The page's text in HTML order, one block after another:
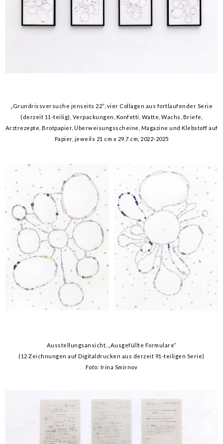
„Grundrissversuche jenseits 22“, vier Collagen aus fortlaufender Serie
(derzeit 11-teilig), Verpackungen, Konfetti, Watte, Wachs, Briefe,
Arztrezepte, Brotpapier, Überweisungsscheine, Magazine und Klebstoff auf
Papier, jeweils 21 cm x 29,7 cm, 2022-2025
Ausstellungsansicht, „Ausgefüllte Formulare“
(12 Zeichnungen auf Digitaldrucken aus derzeit 91-teiligen Serie)
Foto: Irina Smirnov